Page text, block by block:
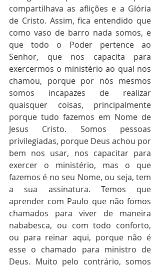
compartilhava as aflições e a Glória
de Cristo. Assim, fica entendido que
como vaso de barro nada somos, e
que todo o Poder pertence ao
Senhor, que nos capacita para
exercermos o ministério ao qual nos
chamou, porque por nós mesmos
somos incapazes de realizar
quaisquer coisas, principalmente
porque tudo fazemos em Nome de
Jesus Cristo. Somos pessoas
privilegiadas, porque Deus achou por
bem nos usar, nos capacitar para
exercer o ministério, mas o que
fazemos é no seu Nome, ou seja, tem
a sua assinatura. Temos que
aprender com Paulo que não fomos
chamados para viver de maneira
nababesca, ou com todo conforto,
ou para reinar aqui, porque não é
esse o chamado para ministro de
Deus. Muito pelo contrário, somos